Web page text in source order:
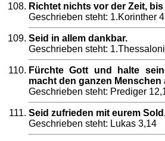
Richtet nichts vor der Zeit,
Geschrieben steht: 1.Korinther
Seid in allem dankbar.
Geschrieben steht:
Fürchte Gott und halte
macht den ganzen Menschen
Geschrieben steht: Prediger
Seid zufrieden mit eurem
Geschrieben steht: Lukas 3,14